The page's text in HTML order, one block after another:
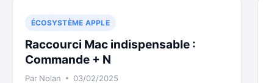
ÉCOSYSTÈME APPLE
Raccourci Mac indispensable :
Commande + N
Par Nolan 03/02/2025